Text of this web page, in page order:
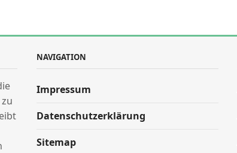
NAVIGATION
Impressum
Datenschutzerklärung
Sitemap